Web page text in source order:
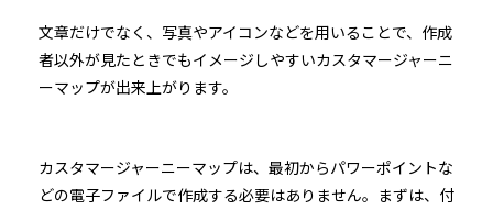
文章だけでなく、写真やアイコンなどを用いることで、作成
者以外が見たときでもイメージしやすいカスタマージャーニ
ーマップが出来上がります。
カスタマージャーニーマップは、最初からパワーポイントな
どの電子ファイルで作成する必要はありません。まずは、付